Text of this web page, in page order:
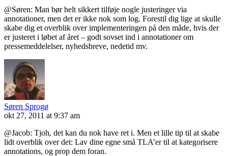
@Søren: Man bør helt sikkert tilføje nogle justeringer via
annotationer, men det er ikke nok som log. Forestil dig lige at skulle
skabe dig et overblik over implementeringen på den måde, hvis der
er justeret i løbet af året – godt sovset ind i annotationer om
pressemeddelelser, nyhedsbreve, nedetid mv.
Søren Sprogø
okt 27, 2011 at 9:37 am
@Jacob: Tjoh, det kan du nok have ret i. Men et lille tip til at skabe
lidt overblik over det: Lav dine egne små TLA’er til at kategorisere
annotations, og prop dem foran.